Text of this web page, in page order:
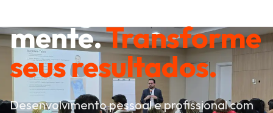
mente.Transforme
seus resultados.
Desenvolvimento pessoal e profissional com